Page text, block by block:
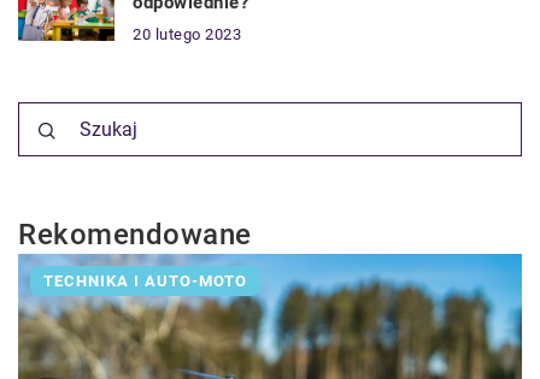
20 lutego 2023
Rekomendowane
TECHNIKA I AUTO-MOTO